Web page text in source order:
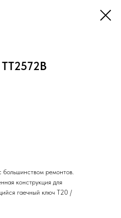
большинством ремонтов.
конструкция для
гаечный ключ T20 /